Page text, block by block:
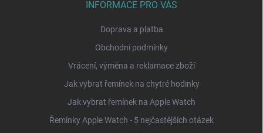
INFORMACE PRO VÁS
Doprava a platba
Obchodní podmínky
Vrácení, výměna a reklamace zboží
Jak vybrat řemínek na chytré hodinky
Jak vybrat řemínek na Apple Watch
Řemínky Apple Watch - 5 nejčastějších otázek